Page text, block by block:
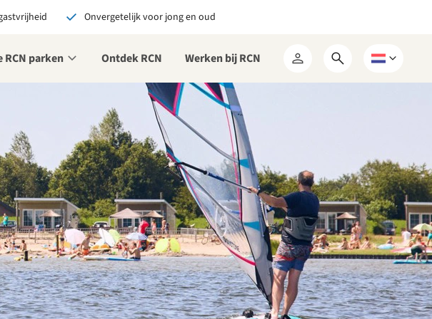
Onvergetelijk voor jong en oud
RCN parken Ontdek RCN Werken bij RCN
Mijn
RCN
Open
zoekformulier
Kies
een